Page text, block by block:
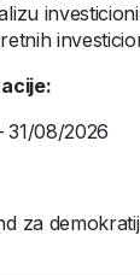
31/08/2026
za